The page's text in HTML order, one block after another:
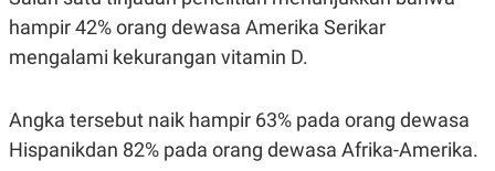
S
A
T
D
A
G
S
K
O
I
hampir 42% orang dewasa Amerika Serikar
mengalami kekurangan vitamin D.
Angka tersebut naik hampir 63% pada orang dewasa
Hispanikdan 82% pada orang dewasa Afrika-Amerika.